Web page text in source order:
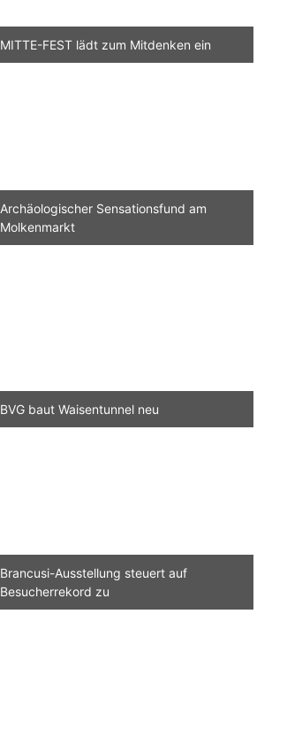
MITTE-FEST lädt zum Mitdenken ein
Archäologischer Sensationsfund am
Molkenmarkt
BVG baut Waisentunnel neu
Brancusi-Ausstellung steuert auf
Besucherrekord zu